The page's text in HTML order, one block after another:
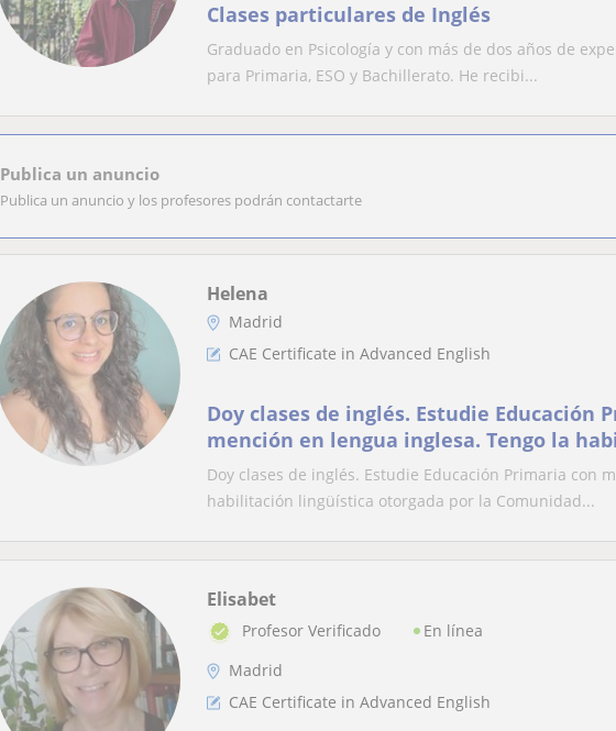
Clases particulares de Inglés
Graduado en Psicología y con más de dos años de
para Primaria, ESO y Bachillerato. He recibi...
Publica un anuncio
Publica un anuncio y los profesores podrán contactarte
Helena
Madrid
CAE Certificate in Advanced English
Doy clases de inglés. Estudie Educación
mención en lengua inglesa. Tengo la
lingüística otorgada por la Comunidad
Doy clases de inglés. Estudie Educación Primaria con
habilitación lingüística otorgada por la Comunidad...
Elisabet
Profesor Verificado
En línea
Madrid
CAE Certificate in Advanced English